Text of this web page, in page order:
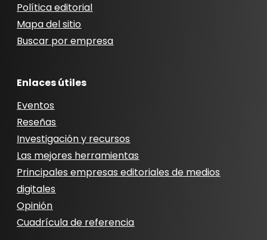
Política editorial
Mapa del sitio
Buscar por empresa
Enlaces útiles
Eventos
Reseñas
Investigación y recursos
Las mejores herramientas
Principales empresas editoriales de medios
digitales
Opinión
Cuadrícula de referencia